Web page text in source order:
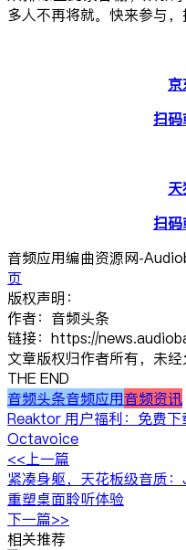
多人不再将就。快来参与，
京
扫
扫
音频应用编曲资源网-
页
版权声明：
作者：音频头条
链接：https://
文章版权归作者所有，未经
THE END
音频头条音频应用音频资讯
Reaktor 用户福利：免费
Octavoice
<<上一篇
紧凑身躯，天花板级音质
重塑桌面聆听体验
下一篇>>
相关推荐